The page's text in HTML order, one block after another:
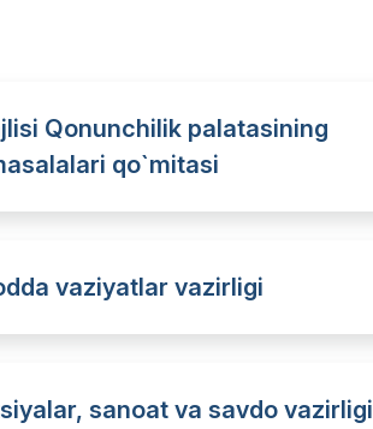
Qonunchilik palatasining
qo`mitasi
vaziyatlar vazirligi
sanoat va savdo vazirligi